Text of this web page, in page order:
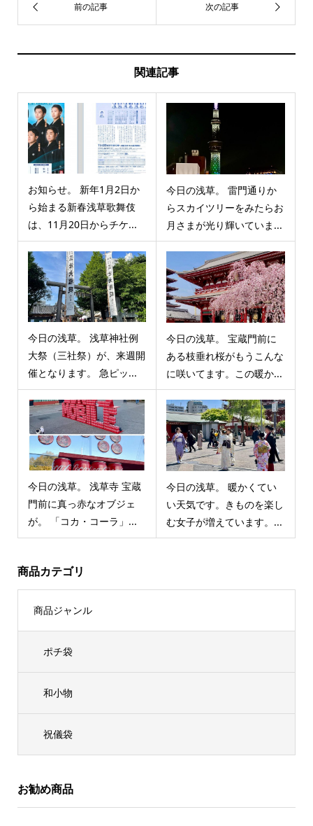
関連記事
お知らせ。 新年1月2日か
ら始まる新春浅草歌舞伎
は、11月20日からチケ...
今日の浅草。 雷門通りか
らスカイツリーをみたらお
月さまが光り輝いていま...
今日の浅草。 浅草神社例
大祭（三社祭）が、来週開
催となります。 急ピッ...
今日の浅草。 宝蔵門前に
ある枝垂れ桜がもうこんな
に咲いてます。この暖か...
今日の浅草。 浅草寺 宝蔵
門前に真っ赤なオブジェ
が。 「コカ・コーラ」...
今日の浅草。 暖かくてい
い天気です。きものを楽し
む女子が増えています。...
商品カテゴリ
商品ジャンル
ポチ袋
和小物
祝儀袋
お勧め商品